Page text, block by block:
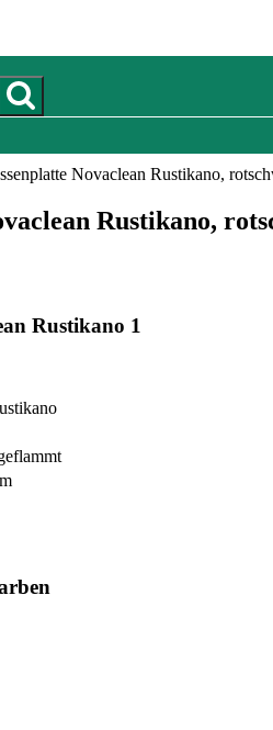
Novaclean Rustikano,
Rustikano,
Rustikano 1